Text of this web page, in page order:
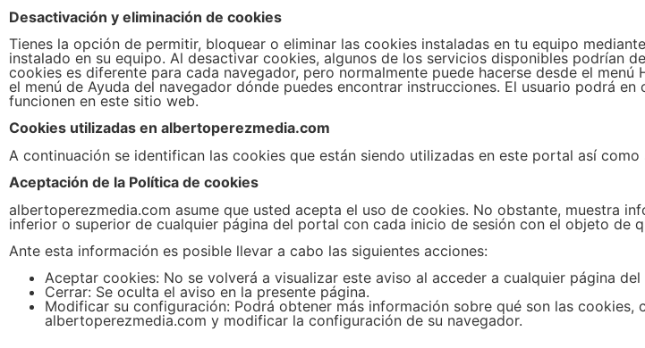
Desactivación y eliminación de cookies
Tienes la opción de permitir, bloquear o eliminar las cookies instaladas en tu equipo
instalado en su equipo. Al desactivar cookies, algunos de los servicios disponibles podrían
cookies es diferente para cada navegador, pero normalmente puede hacerse desde el menú
el menú de Ayuda del navegador dónde puedes encontrar instrucciones. El usuario podrá
funcionen en este sitio web.
Cookies utilizadas en albertoperezmedia.com
A continuación se identifican las cookies que están siendo utilizadas en este portal así
Aceptación de la Política de cookies
albertoperezmedia.com asume que usted acepta el uso de cookies. No obstante, muestra
inferior o superior de cualquier página del portal con cada inicio de sesión con el objeto de
Ante esta información es posible llevar a cabo las siguientes acciones:
Aceptar cookies: No se volverá a visualizar este aviso al acceder a cualquier página
Cerrar: Se oculta el aviso en la presente página.
Modificar su configuración: Podrá obtener más información sobre qué son las cookies,
albertoperezmedia.com y modificar la configuración de su navegador.